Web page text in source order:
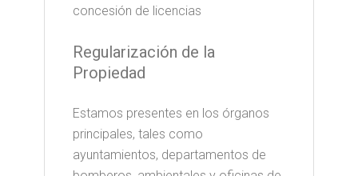
concesión de licencias
Regularización de la
Propiedad
Estamos presentes en los órganos
principales, tales como
ayuntamientos, departamentos de